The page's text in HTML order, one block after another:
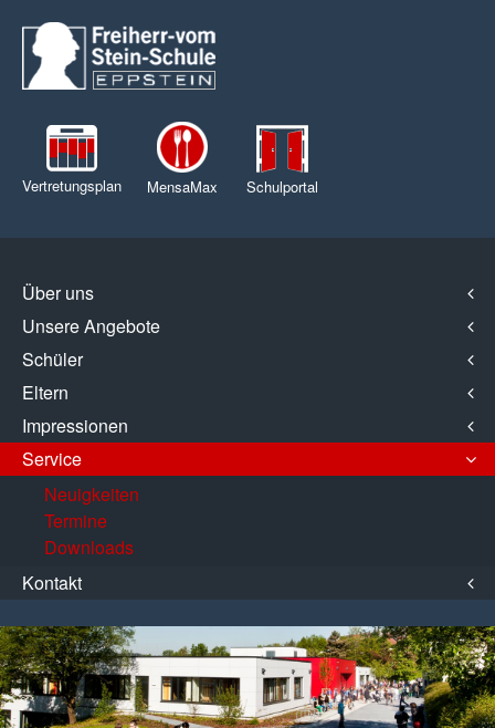
Vertretungsplan MensaMax Schulportal
Über uns
Unsere Angebote
Schüler
Eltern
Impressionen
Service
Neuigkeiten
Termine
Downloads
Kontakt